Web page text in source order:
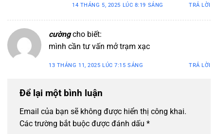
14 THÁNG 5, 2025 LÚC 8:19 SÁNG TRẢ LỜI
cường cho biết:
mình cần tư vấn mở trạm xạc
13 THÁNG 11, 2025 LÚC 7:15 SÁNG TRẢ LỜI
Để lại một bình luận
Email của bạn sẽ không được hiển thị công khai.
Các trường bắt buộc được đánh dấu *